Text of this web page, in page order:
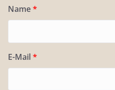
Name*
E-Mail *